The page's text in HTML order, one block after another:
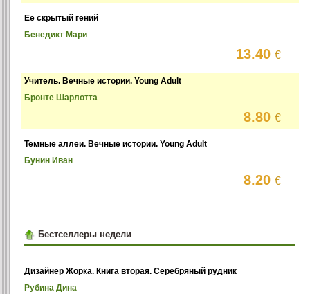
Ее скрытый гений
Бенедикт Мари
13.40€
Учитель. Вечные истории. Young Adult
Бронте Шарлотта
8.80€
Темные аллеи. Вечные истории. Young Adult
Бунин Иван
8.20€
Бестселлеры недели
Дизайнер Жорка. Книга вторая. Серебряный рудник
Рубина Дина